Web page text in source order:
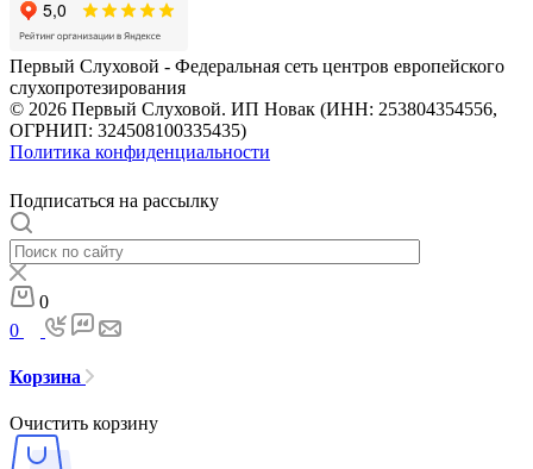
Первый Слуховой - Федеральная сеть центров европейского
слухопротезирования
© 2026 Первый Слуховой. ИП Новак (ИНН: 253804354556,
ОГРНИП: 324508100335435)
Политика конфиденциальности
Подписаться на рассылку
0
0
Корзина
Очистить корзину